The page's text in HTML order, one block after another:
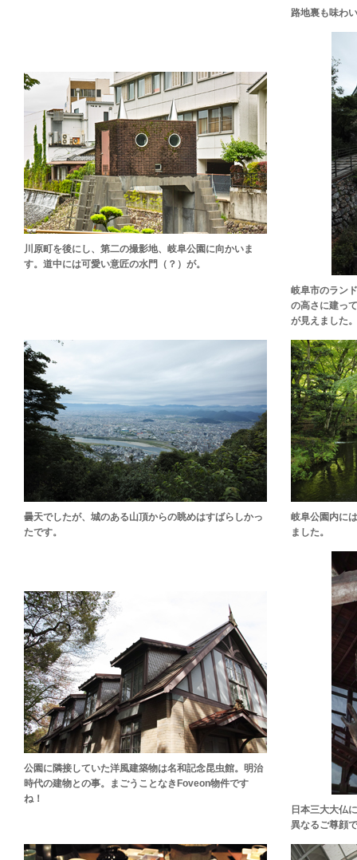
路地裏も味わ
川原町を後にし、第二の撮影地、岐阜公園に向かいま
す。道中には可愛い意匠の水門（？）が。
岐阜市のラン
の高さに建っ
が見えました。
曇天でしたが、城のある山頂からの眺めはすばらしかっ
たです。
岐阜公園内に
ました。
公園に隣接していた洋風建築物は名和記念昆虫館。明治
時代の建物との事。まごうことなきFoveon物件です
ね！
日本三大大仏
異なるご尊顔